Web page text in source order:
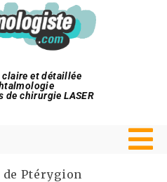
et détaillée
de chirurgie LASER
Ptérygion